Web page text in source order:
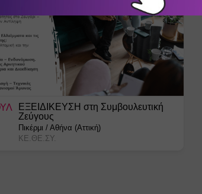
ΕΞΕΙΔΙΚΕΥΣΗ στη Συμβουλευτική
Ζεύγους
Πικέρμι / Αθήνα (Αττική)
ΚΕ.ΘΕ.ΣΥ.